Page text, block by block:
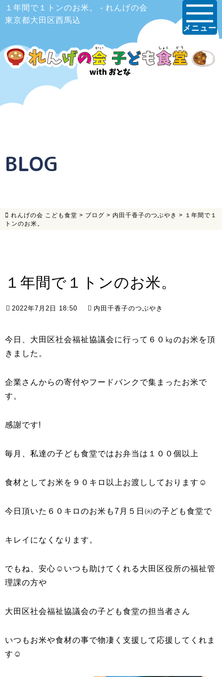
１年間で１トンのお米。 - れんげの会
東京都大田区西馬込
メニュー
BLOG
れんげの会 こども食堂 > ブログ > 内田千香子のつぶやき > １年間で１
トンのお米。
１年間で１トンのお米。
2022年7月2日 18:50 内田千香子のつぶやき
今日、大田区社会福祉協議会に行って６０㎏のお米を頂
きました。
企業さんからの寄付やフードバンクで集まったお米で
す。
感謝です!
毎月、私達の子ども食堂ではお弁当は１００個以上
食材としてお米を９０キロ以上お渡ししております☺
今日頂いた６０キロのお米も7月５日㈫の子ども食堂で
キレイになくなります。
でもね、安心☺いつも助けてくれる大田区役所の福祉管
理課の方や
大田区社会福祉協議会の子ども食堂の担当者さん
いつもお米や食材の事で物凄く支援して応援してくれま
す☺